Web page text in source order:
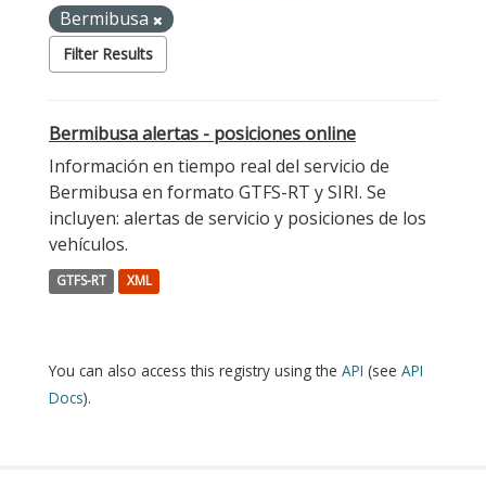
Bermibusa
Filter Results
Bermibusa alertas - posiciones online
Información en tiempo real del servicio de
Bermibusa en formato GTFS-RT y SIRI. Se
incluyen: alertas de servicio y posiciones de los
vehículos.
GTFS-RT XML
You can also access this registry using the API (see API
Docs).